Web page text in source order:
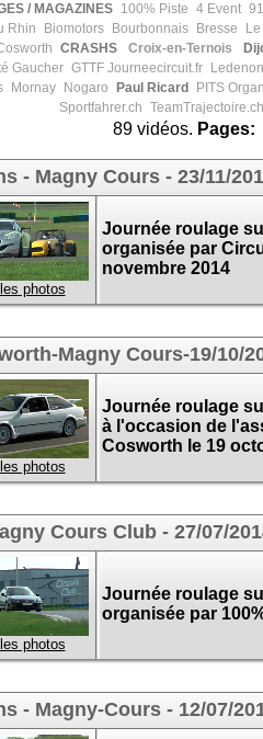
/ MAGAZINES 100% Piste 4 Event
Rhin Biomotors Bourbonnais Bresse
CRASHS Croix-en-Ternois
Gaucher GTTFJourneecircuit.fr Ledenon
Mornay Nogaro Paul Ricard PITS
Sportfahrer.ch TeamTrajectoire.ch
89 vidéos. Pages:
- Magny Cours - 23/11/
photos
Journée roulage
organisée par
novembre 2014
Magny Cours-19/10/
photos
Journée roulage
à l'occasion de
Cosworth le 19
Cours Club - 27/07/
photos
Journée roulage
organisée par
- Magny-Cours - 12/07/